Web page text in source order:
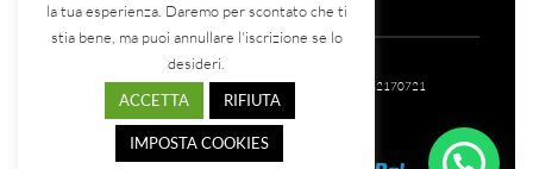
©2023Teina Srl– Tutti i diritti riservati – P.IVA: 07582170721
la tua esperienza. Daremo per scontato che ti
stia bene, ma puoi annullare l'iscrizione se lo
desideri.
ACCETTA
RIFIUTA
IMPOSTA COOKIES